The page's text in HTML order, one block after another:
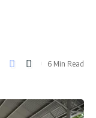
6 Min Read